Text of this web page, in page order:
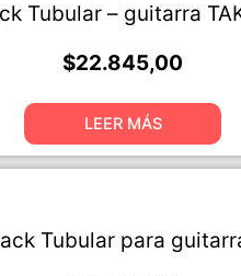
Tubular – guitarra
$22.845,00
LEER MÁS
Tubular para